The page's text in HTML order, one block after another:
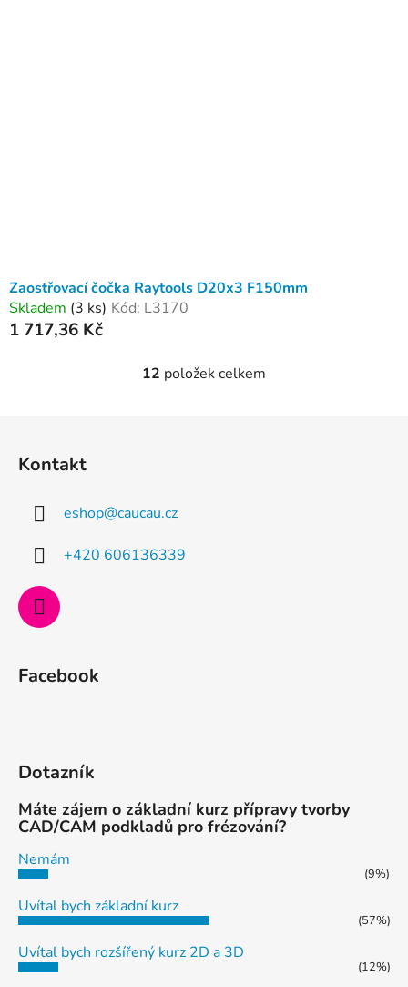
Zaostřovací čočka Raytools D20x3 F150mm
Skladem (3 ks) Kód: L3170
1 717,36 Kč
O
12 položek celkem
Kontakt
eshop@caucau.cz
+420 606136339
Facebook
Dotazník
Máte zájem o základní kurz přípravy tvorby
CAD/CAM podkladů pro frézování?
Nemám
(9%)
Uvítal bych základní kurz
(57%)
Uvítal bych rozšířený kurz 2D a 3D
(12%)